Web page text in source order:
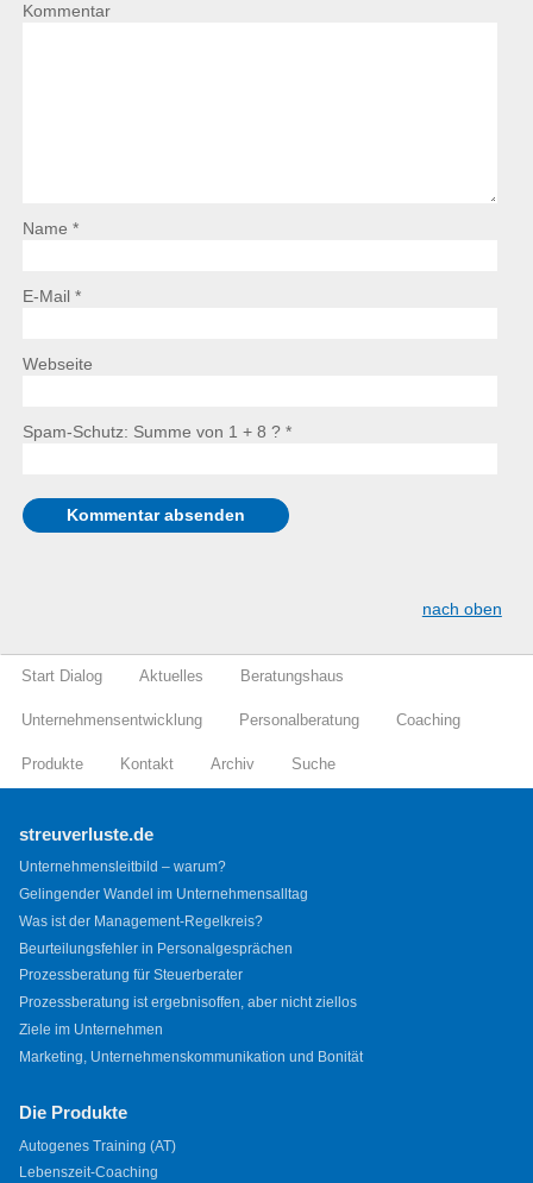
Kommentar
Name *
E-Mail *
Webseite
Spam-Schutz: Summe von 1 + 8 ? *
nach oben
Start Dialog Aktuelles Beratungshaus
Unternehmensentwicklung Personalberatung Coaching
Produkte Kontakt Archiv Suche
streuverluste.de
Unternehmensleitbild – warum?
Gelingender Wandel im Unternehmensalltag
Was ist der Management-Regelkreis?
Beurteilungsfehler in Personalgesprächen
Prozessberatung für Steuerberater
Prozessberatung ist ergebnisoffen, aber nicht ziellos
Ziele im Unternehmen
Marketing, Unternehmenskommunikation und Bonität
Die Produkte
Autogenes Training (AT)
Lebenszeit-Coaching